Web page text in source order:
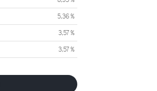
5,36 %
3,57 %
3,57 %